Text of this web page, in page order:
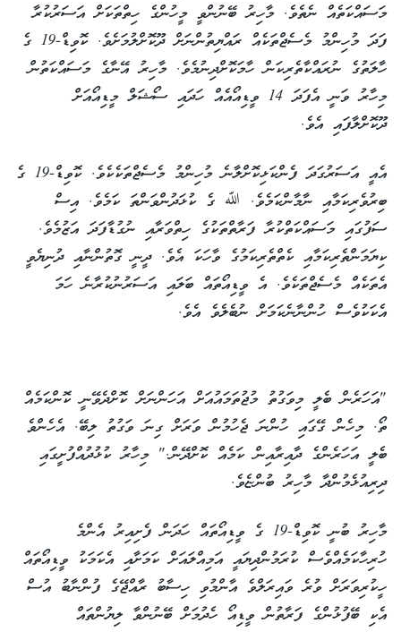
މަސައްކަތެއް ނެތެވެ. މާހިރު ބޭނުންވީ މީހުންގެ ހިތްތަކަށް އަސަރުކުރާ
ފަދަ މުހިންމު މެސެޖްތަކެއް ރައްޔިތުންނަށް ދޫކޮށްލުމަށެވެ. ކޮވިޑް-19 ގެ
ހާލަތުގެ ނުރައްކާތެރިކަން ހާމަކޮށްދިނުމެވެ. މާހިރު އޭނާގެ މަސައްކަތުން
މިހާރު ވަނީ އެފަދަ 14 ވީޑިއޯއެއް ހަދައި ސޯޝަލް މީޑިއޯއަށް
ދޫކޮށްލާފައި އެވެ.
އެއީ އަސަރުގަދަ ފެންކަޅިކޮށްލާނެ މުހިންމު މެސެޖްތަކެކެވެ. ކޮވިޑް-19 ގެ
ބިރުވެރިކަމާއި ނާމާންކަމެވެ. ﷲ ގެ ކުޅަދުންވަންތަ ކަމެވެ. އިސް
ސަފުގައި މަސައްކަތްކުރާ ފަރާތްތަކުގެ ހިތްވަރާއި ނުގުޑާފަދަ އަޒުމެވެ.
ކިޔަމަންތެރިކަމާއި ކެތްތެރިކަމުގެ ވާހަކަ އެވެ. ދީނީ ގޮތުންނާއި ދުނިޔެވީ
އެތަކެއް މެސެޖްތަކެވެ. އެ ވީޑިއޯތައް ބަލައި އަސަރުނުކުރާނެ ހަމަ
އެކަކުވެސް ހުންނާނެކަމަށް ނުބެލެވެ އެވެ.
"އަހަރެން ބެލީ މިވަގުތު މުޖުތަމައުއަށް އަހަންނަށް ކޮށްދެވޭނީ ކޮންކަމެއް
ތޯ. މިހެން ގޭގައި ހުންނަ ޖެހުމުން ވަރަށް ގިނަ ވަގުތު ލިބޭ. އެހެންވެ
ބެލީ އަހަރެންގެ ދާއިރާއިން ކަމެއް ކޮށްދޭން." މިހާރު ކުޅުދުއްފުށީގައި
ދިރިއުޅެމުންދާ މާހިރު ބުންޏެވެ.
މާހިރު ބުނީ ކޮވިޑް-19 ގެ ވީޑިއޯތައް ހަދަން ފެށިއިރު އެންމެ
ހުރިހާކަމެއްވެސް ކުރަމުންދިޔައީ އަމިއްލައަށް ކަމަށާއި އެކަމަކު ވީޑިއޯތައް
ހީކުރިވަރަށް ވުރެ ވައިރަލްވެ އާންމުވި ހިސާބު ރާއްޖޭގެ ފުންނާބު އުސް
އެކި ބޭފުޅުންގެ ފަރާތުން ވީޑިއޯ ހެދުމަށް ބޭނުންވާ ލިޔުންތައް